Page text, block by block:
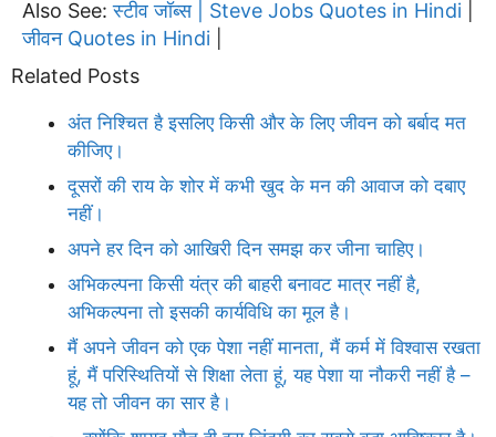
Also See:स्टीव जॉब्स | Steve Jobs Quotes in Hindi
जीवन Quotes in Hindi
Related Posts
अंत निश्चित है इसलिए किसी और के लिए जीवन को बर्बाद मत
कीजिए।
दूसरों की राय के शोर में कभी खुद के मन की आवाज को दबाए
नहीं।
अपने हर दिन को आखिरी दिन समझ कर जीना चाहिए।
अभिकल्पना किसी यंत्र की बाहरी बनावट मात्र नहीं है,
अभिकल्पना तो इसकी कार्यविधि का मूल है।
मैं अपने जीवन को एक पेशा नहीं मानता, मैं कर्म में विश्वास रखता
हूं, मैं परिस्थितियों से शिक्षा लेता हूं, यह पेशा या नौकरी नहीं है –
यह तो जीवन का सार है।